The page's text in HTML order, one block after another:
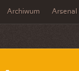
Archiwum Arsenal